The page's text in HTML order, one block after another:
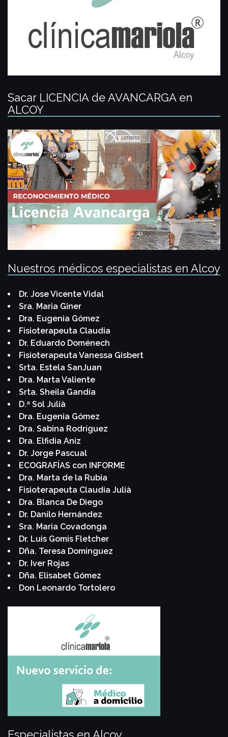
Sacar LICENCIA de AVANCARGA en
ALCOY
Nuestros médicos especialistas en Alcoy
Dr. Jose Vicente Vidal
Sra. Maria Giner
Dra. Eugenia Gómez
Fisioterapeuta Claudia
Dr. Eduardo Doménech
Fisioterapeuta Vanessa Gisbert
Srta. Estela SanJuan
Dra. Marta Valiente
Srta. Sheila Gandía
D.ª Sol Julià
Dra. Eugenia Gómez
Dra. Sabina Rodríguez
Dra. Elfidia Aniz
Dr. Jorge Pascual
ECOGRAFÍAS con INFORME
Dra. Marta de la Rubia
Fisioterapeuta Claudia Julià
Dra. Blanca De Diego
Dr. Danilo Hernández
Sra. Maria Covadonga
Dr. Luis Gomis Fletcher
Dña. Teresa Dominguez
Dr. Iver Rojas
Dña. Elisabet Gómez
Don Leonardo Tortolero